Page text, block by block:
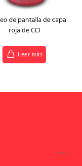
de pantalla de capa
roja de CCI
Leer más